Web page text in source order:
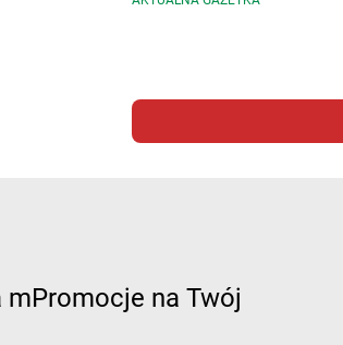
na Twój